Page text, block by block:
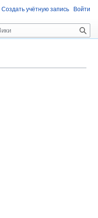
Создать учётную запись Войти